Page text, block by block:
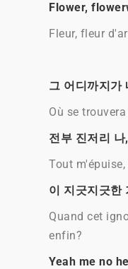
Flower,
Fleur, fleur
그 어디까지가
Où se
전부 진저리
Tout m'épuise,
이 지긋지긋한
Quand cet
enfin?
Yeah me no